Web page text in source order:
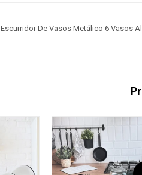
Escurridor De Vasos Metálico 6 Vasos